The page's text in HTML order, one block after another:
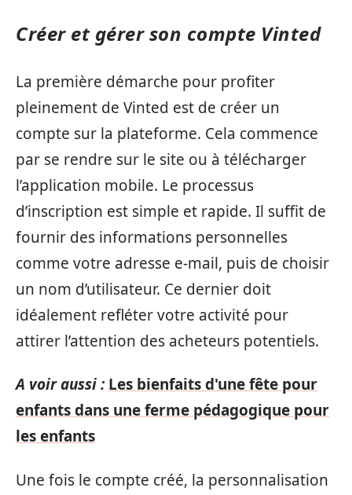
Créer et gérer son compte Vinted
La première démarche pour profiter
pleinement de Vinted est de créer un
compte sur la plateforme. Cela commence
par se rendre sur le site ou à télécharger
l’application mobile. Le processus
d’inscription est simple et rapide. Il suffit de
fournir des informations personnelles
comme votre adresse e-mail, puis de choisir
un nom d’utilisateur. Ce dernier doit
idéalement refléter votre activité pour
attirer l’attention des acheteurs potentiels.
A voir aussi : Les bienfaits d'une fête pour
enfants dans une ferme pédagogique pour
les enfants
Une fois le compte créé, la personnalisation